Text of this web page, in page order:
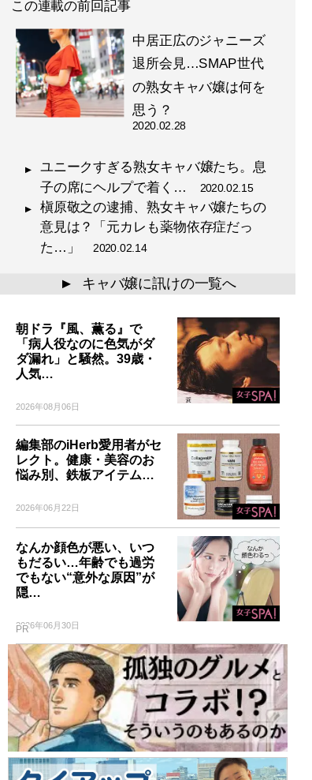
この連載の前回記事
中居正広のジャニーズ
退所会見…SMAP世代
の熟女キャバ嬢は何を
思う？
2020.02.28
ユニークすぎる熟女キャバ嬢たち。息
子の席にヘルプで着く… 2020.02.15
槇原敬之の逮捕、熟女キャバ嬢たちの
意見は？「元カレも薬物依存症だっ
た…」
2020.02.14
▲ キャバ嬢に訊けの一覧へ
朝ドラ『風、薫る』で
「病人役なのに色気がダ
ダ漏れ」と騒然。39歳・
人気…
2026年08月06日
編集部のiHerb愛用者がセ
レクト。健康・美容のお
悩み別、鉄板アイテム…
2026年06月22日
なんか顔色が悪い、いつ
もだるい…年齢でも過労
でもない“意外な原因”が
隠…
2026年06月30日
PR